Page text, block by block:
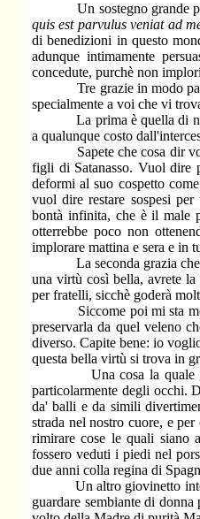
Un sostegno grande per
quis est parvulus veniat ad
di benedizioni in questo
adunque intimamente
concedute, purchè non
Tre grazie in modo
specialmente a voi che vi
La prima è quella di non
a qualunque costo
Sapete che cosa dir
figli di Satanasso. Vuol dire
deformi al suo cospetto
vuol dire restare sospesi
bontà infinita, che è il male
otterrebbe poco non
implorare mattina e sera e in
La seconda grazia che
una virtù così bella, avrete
per fratelli, sicchè goderà
Siccome poi mi sta molto
preservarla da quel veleno
diverso. Capite bene: io
questa bella virtù si trova in
Una cosa la quale giova
particolarmente degli occhi.
da' balli e da simili
strada nel nostro cuore, e
rimirare cose le quali siano
fossero veduti i piedi nel
due anni colla regina di
Un altro giovinetto
guardare sembiante di